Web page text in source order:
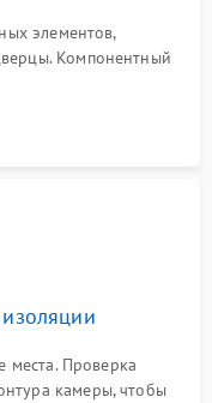
элементов,
Компонентный
и замена
места. Проверка
камеры, чтобы